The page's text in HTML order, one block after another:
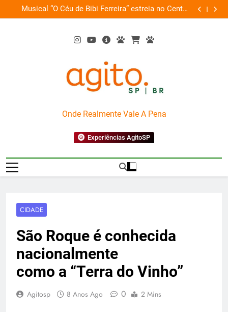
to
Musical “O Céu de Bibi Ferreira” estreia no Centro
Cultural FIESP
GWM
AgitoSP
Onde Realmente Vale A Pena
Experiências AgitoSP
CIDADE
São Roque é conhecida
nacionalmente
como a “Terra do Vinho”
Agitosp 8 Anos Ago 0 2 Mins